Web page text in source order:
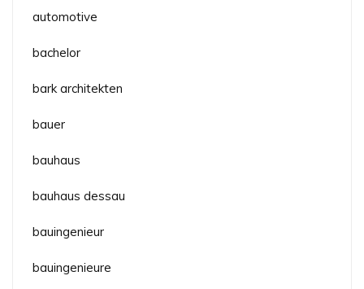
automotive
bachelor
bark architekten
bauer
bauhaus
bauhaus dessau
bauingenieur
bauingenieure